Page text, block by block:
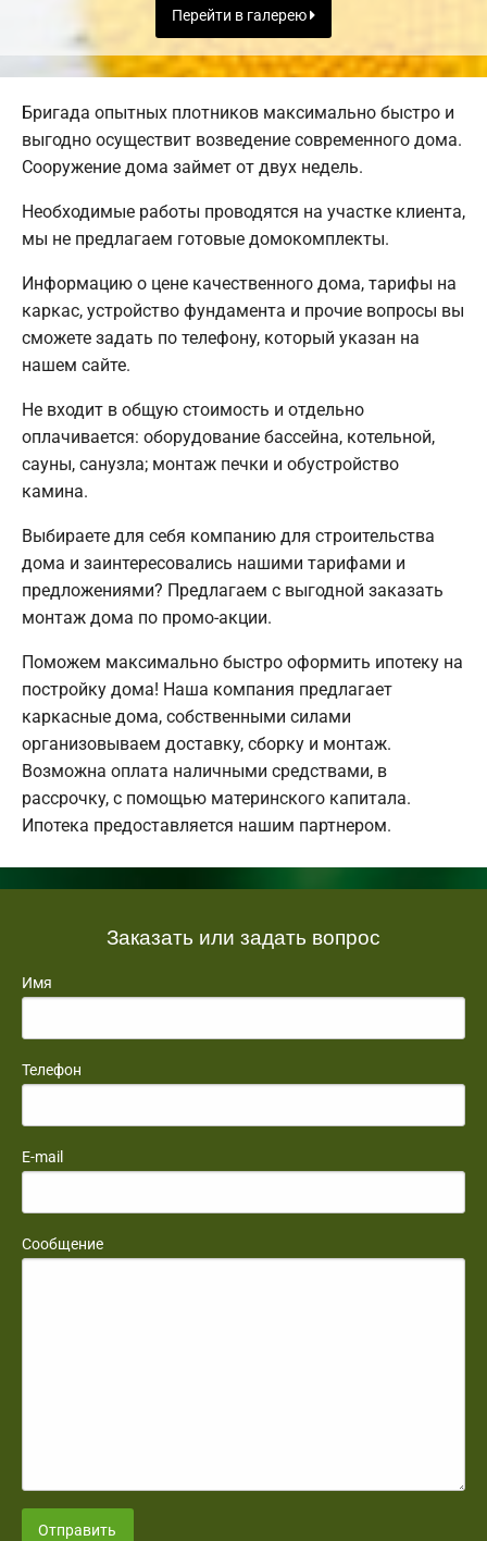
Перейти в галерею
Бригада опытных плотников максимально быстро и
выгодно осуществит возведение современного дома.
Сооружение дома займет от двух недель.
Необходимые работы проводятся на участке клиента,
мы не предлагаем готовые домокомплекты.
Информацию о цене качественного дома, тарифы на
каркас, устройство фундамента и прочие вопросы вы
сможете задать по телефону, который указан на
нашем сайте.
Не входит в общую стоимость и отдельно
оплачивается: оборудование бассейна, котельной,
сауны, санузла; монтаж печки и обустройство
камина.
Выбираете для себя компанию для строительства
дома и заинтересовались нашими тарифами и
предложениями? Предлагаем с выгодной заказать
монтаж дома по промо-акции.
Поможем максимально быстро оформить ипотеку на
постройку дома! Наша компания предлагает
каркасные дома, собственными силами
организовываем доставку, сборку и монтаж.
Возможна оплата наличными средствами, в
рассрочку, с помощью материнского капитала.
Ипотека предоставляется нашим партнером.
Заказать или задать вопрос
Имя
Телефон
E-mail
Сообщение
Отправить